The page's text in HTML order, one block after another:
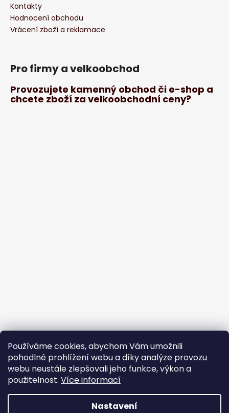
Používáme cookies, abychom Vám umožnili
pohodlné prohlížení webu a díky analýze provozu
webu neustále zlepšovali jeho funkce, výkon a
použitelnost. Více informací
Nastavení
Kontakty
Hodnocení obchodu
Vrácení zboží a reklamace
Pro firmy a velkoobchod
Provozujete kamenný obchod či e-shop a
chcete zboží za velkoobchodní ceny?